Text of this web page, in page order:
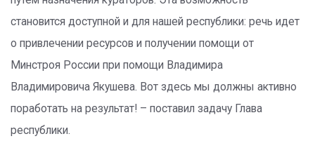
становится доступной и для нашей республики: речь идет
о привлечении ресурсов и получении помощи от
Минстроя России при помощи Владимира
Владимировича Якушева. Вот здесь мы должны активно
поработать на результат! – поставил задачу Глава
республики.